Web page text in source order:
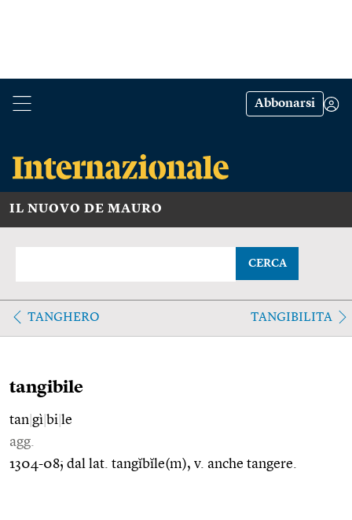
Abbonarsi
IL NUOVO DE MAURO
CERCA
TANGHERO TANGIBILITA
tangibile
tan gì bi le
agg.
1304-08; dal lat. tangĭbĭle(m), v. anche tangere.